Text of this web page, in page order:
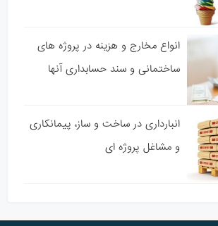
انواع مخارج و هزینه در پروژه های
ساختمانی و سند حسابداری آنها
انبارداری در ساخت و ساز، پیمانکاری
و مشاغل پروژه ای